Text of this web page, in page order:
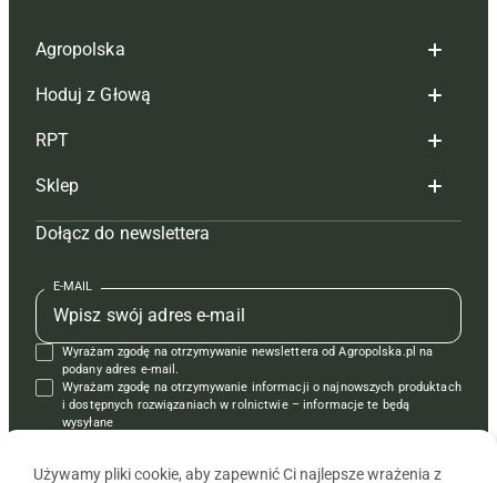
Agropolska
Redakcja
Reklama
Tagi
Mapa serwisu
Kontakt
Regulamin
Polityka prywatności
Hoduj z Głową
Hoduj z głową bydło
Hoduj z głową świnie
Prenumerata
Redakcja
Kontakt
Reklama
RPT
Redakcja
Prenumerata
Reklama
Kontakt
Krzyżówki
Sklep
Czasopisma i prenumerata
Książki
Regulamin
Dołącz do newslettera
E-MAIL
Wyrażam zgodę na otrzymywanie newslettera od Agropolska.pl na
podany adres e-mail.
Wyrażam zgodę na otrzymywanie informacji o najnowszych produktach
i dostępnych rozwiązaniach w rolnictwie – informacje te będą
wysyłane
Używamy pliki cookie, aby zapewnić Ci najlepsze wrażenia z